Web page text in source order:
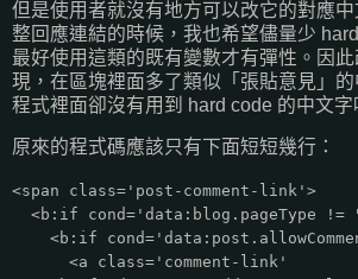
但是使用者就沒有地方可以改它的對應
整回應連結的時候，我也希望儘量少
最好使用這類的既有變數才有彈性。因
現，在區塊裡面多了類似「張貼意見」
程式裡面卻沒有用到 hard code 的中文字
原來的程式碼應該只有下面短短幾行：
<span class='post-comment-link'>
<b:if cond='data:blog.pageType !=
<b:if
<a class='comment-link'